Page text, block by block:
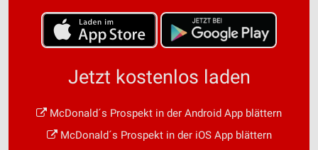
Jetzt kostenlos laden
McDonald´s Prospekt in der Android App blättern
McDonald´s Prospekt in der iOS App blättern